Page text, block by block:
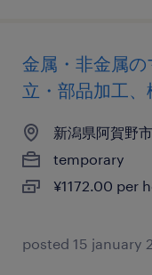
金属・非金属
立・部品加工、
新潟県阿賀野
temporary
¥1172.00 per
posted 15 january